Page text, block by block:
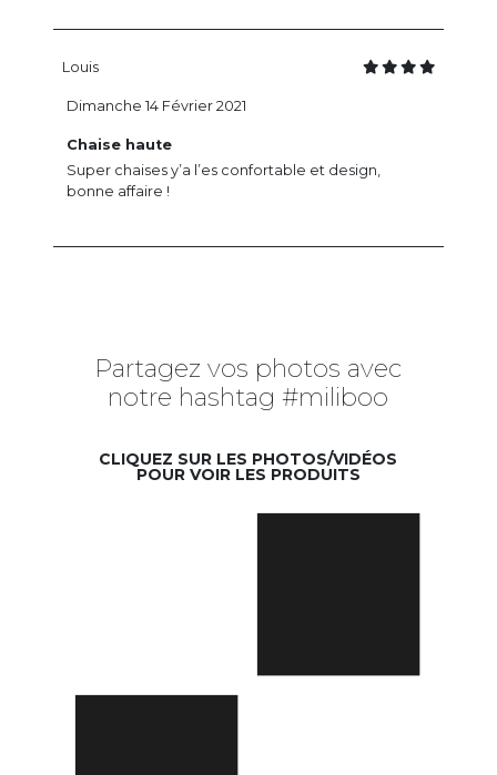
Louis
Chaise haute
Super chaises y’a l’es confortable et design,
bonne affaire !
Dimanche 14 Février 2021
Partagez vos photos avec
notre hashtag #miliboo
CLIQUEZ SUR LES PHOTOS/VIDÉOS
POUR VOIR LES PRODUITS